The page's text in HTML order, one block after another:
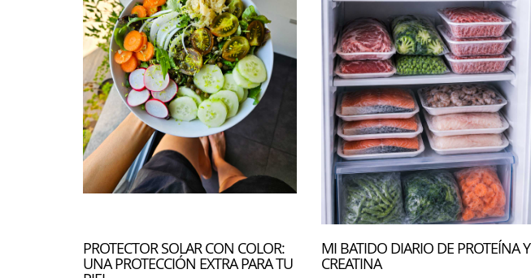
PROTECTOR SOLAR CON COLOR:
UNA PROTECCIÓN EXTRA PARA TU
MI BATIDO DIARIO DE PROTEÍNA Y
CREATINA